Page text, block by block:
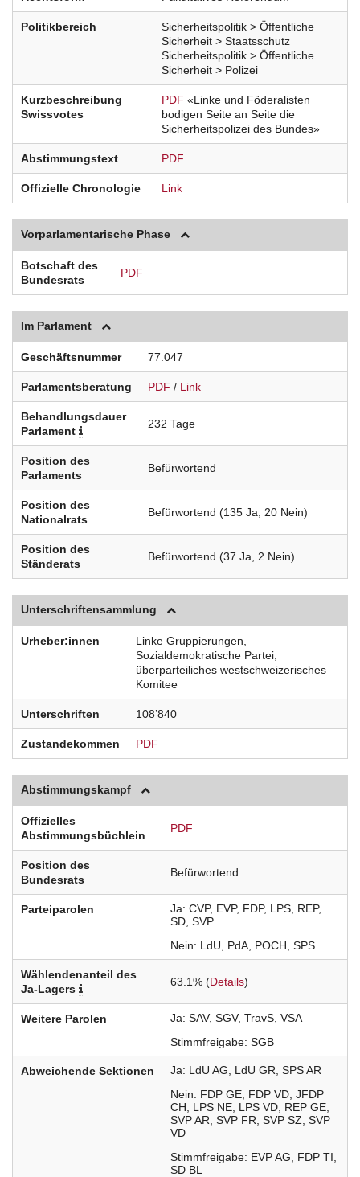
Politikbereich
Sicherheitspolitik > Öffentliche
Sicherheit > Staatsschutz
Sicherheitspolitik > Öffentliche
Sicherheit > Polizei
Kurzbeschreibung
Swissvotes
PDF «Linke und Föderalisten
bodigen Seite an Seite die
Sicherheitspolizei des Bundes»
Abstimmungstext PDF
Offizielle Chronologie Link
Vorparlamentarische Phase
Botschaft des
Bundesrats
PDF
Im Parlament
Geschäftsnummer 77.047
Parlamentsberatung PDF / Link
Behandlungsdauer
Parlament
232 Tage
Position des
Parlaments
Befürwortend
Position des
Nationalrats
Befürwortend (135 Ja, 20 Nein)
Position des
Ständerats
Befürwortend (37 Ja, 2 Nein)
Unterschriftensammlung
Urheber:innen
Linke Gruppierungen,
Sozialdemokratische Partei,
überparteiliches westschweizerisches
Komitee
Unterschriften 108’840
Zustandekommen PDF
Abstimmungskampf
Offizielles
Abstimmungsbüchlein
PDF
Position des
Bundesrats
Befürwortend
Parteiparolen Ja CVP EVP FDP LPS REP
SD SVP
Nein
LdU PdA POCH SPS
Wählendenanteil des
Ja-Lagers
63.1% (Details)
Weitere Parolen Ja SAV SGV TravS VSA
Stimmfreigabe SGB
Abweichende Sektionen Ja LdU AG LdU GR SPSAR
Nein
FDP GE FDP VD JFDP
CH
LPS NE LPS VD REP GE
SVPAR SVP FR SVP SZ SVP
VD
Stimmfreigabe EVPAG FDP TI
SD BL